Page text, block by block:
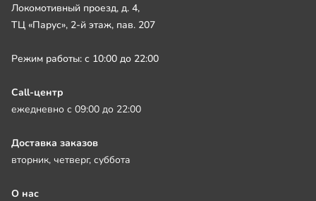
Локомотивный проезд, д. 4,
ТЦ «Парус», 2-й этаж, пав. 207
Режим работы: с 10:00 до 22:00
Call-центр
ежедневно с 09:00 до 22:00
Доставка заказов
вторник, четверг, суббота
О нас